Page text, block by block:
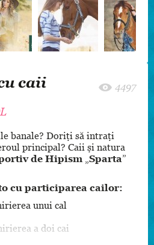
caii 4497
banale? Doriţi să intraţi
principal? Caii şi natura
de Hipism Sparta”
cu participarea cailor:
unui cal
a doi cai